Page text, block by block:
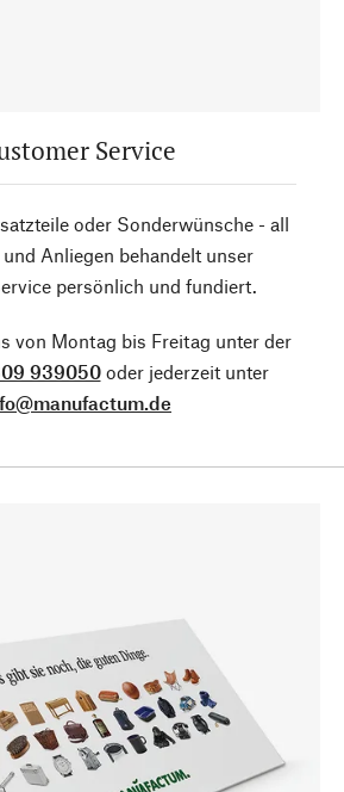
Service
oder Sonderwünsche - all
Anliegen behandelt unser
persönlich und fundiert.
von Montag bis Freitag unter der
939050oder jederzeit unter